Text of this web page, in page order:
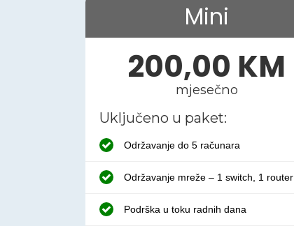
Mini
200,00 KM
mjesečno
Uključeno u paket:
Održavanje do 5 računara
Održavanje mreže – 1 switch, 1 router
Podrška u toku radnih dana